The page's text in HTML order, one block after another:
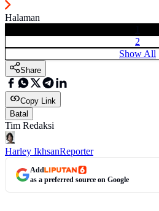
Halaman
2
Show All
Share
Copy Link
Batal
Tim Redaksi
Harley IkhsanReporter
Add
as a preferred source on Google